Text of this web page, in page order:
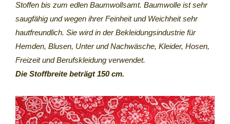
Stoffen bis zum edlen Baumwollsamt. Baumwolle ist sehr
saugfähig und wegen ihrer Feinheit und Weichheit sehr
hautfreundlich. Sie wird in der Bekleidungsindustrie für
Hemden, Blusen, Unter und Nachwäsche, Kleider, Hosen,
Freizeit und Berufskleidung verwendet.
Die Stoffbreite beträgt 150 cm.